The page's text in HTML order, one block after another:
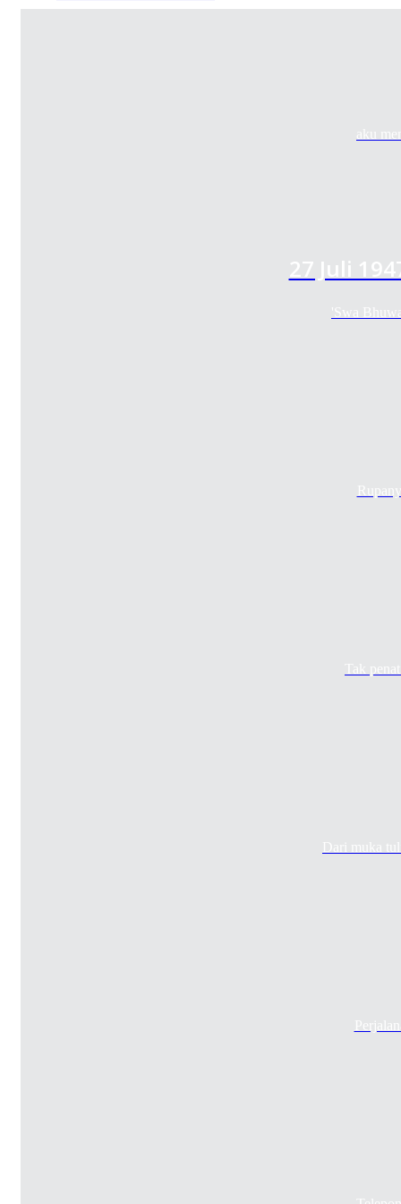
aku
27 Juli
'Swa
Tak
Dari muka